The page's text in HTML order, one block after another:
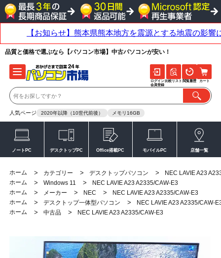
品質と価格で選ぶなら【パソコン市場】中古パソコンが安い！
人気ページ 2020年以降（10世代前後） メモリ16GB
ログイン
会員登録
比較リスト 閲覧履歴 カート
ノートPC デスクトップPC Office搭載PC モバイルPC 店舗一覧
ホーム > カテゴリー > デスクトップパソコン >
NEC LAVIE A23
ホーム
> Windows 11 >
NEC LAVIE A23 A2335/CAW-E3
ホーム
> メーカー > NEC >
NEC LAVIE A23 A2335/CAW-E3
ホーム
> デスクトップ一体型パソコン >
NEC LAVIE A23 A2335/CAW-
ホーム
> 中古品 > NEC LAVIE A23 A2335/CAW-E3